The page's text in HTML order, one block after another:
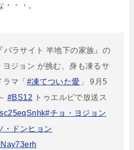
・・。
ラサイト 半地下の家族』の
ヨジョン が挑む、身も凍るサ
マ「 #凍てついた愛 」 9月5
#BS12 トゥエルビで放送ス
#チョ・ヨジョン
・ドンヒョン